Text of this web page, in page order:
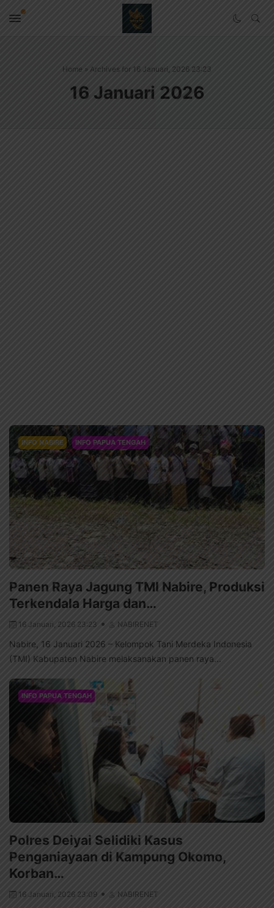
Home » Archives for 16 Januari, 2026 23:23
16 Januari 2026
INFO NABIRE INFO PAPUA TENGAH
Panen Raya Jagung TMI Nabire, Produksi
Terkendala Harga dan…
16 Januari, 2026 23:23 NABIRENET
Nabire, 16 Januari 2026 – Kelompok Tani Merdeka Indonesia
(TMI) Kabupaten Nabire melaksanakan panen raya...
INFO PAPUA TENGAH
Polres Deiyai Selidiki Kasus
Penganiayaan di Kampung Okomo,
Korban…
16 Januari, 2026 23:09 NABIRENET